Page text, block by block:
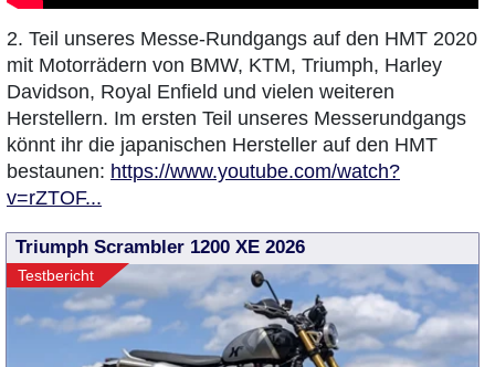
2. Teil unseres Messe-Rundgangs auf den HMT 2020
mit Motorrädern von BMW, KTM, Triumph, Harley
Davidson, Royal Enfield und vielen weiteren
Herstellern. Im ersten Teil unseres Messerundgangs
könnt ihr die japanischen Hersteller auf den HMT
bestaunen: https://www.youtube.com/watch?
v=rZTOF...
Triumph Scrambler 1200 XE 2026
Testbericht